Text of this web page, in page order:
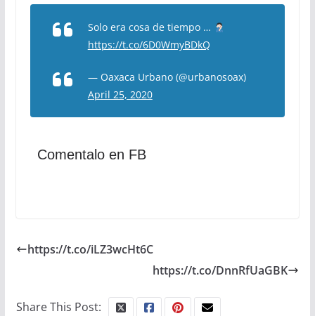
Solo era cosa de tiempo …
https://t.co/6D0WmyBDkQ
— Oaxaca Urbano (@urbanosoax)
April 25, 2020
Comentalo en FB
https://t.co/iLZ3wcHt6C
https://t.co/DnnRfUaGBK
Share This Post: